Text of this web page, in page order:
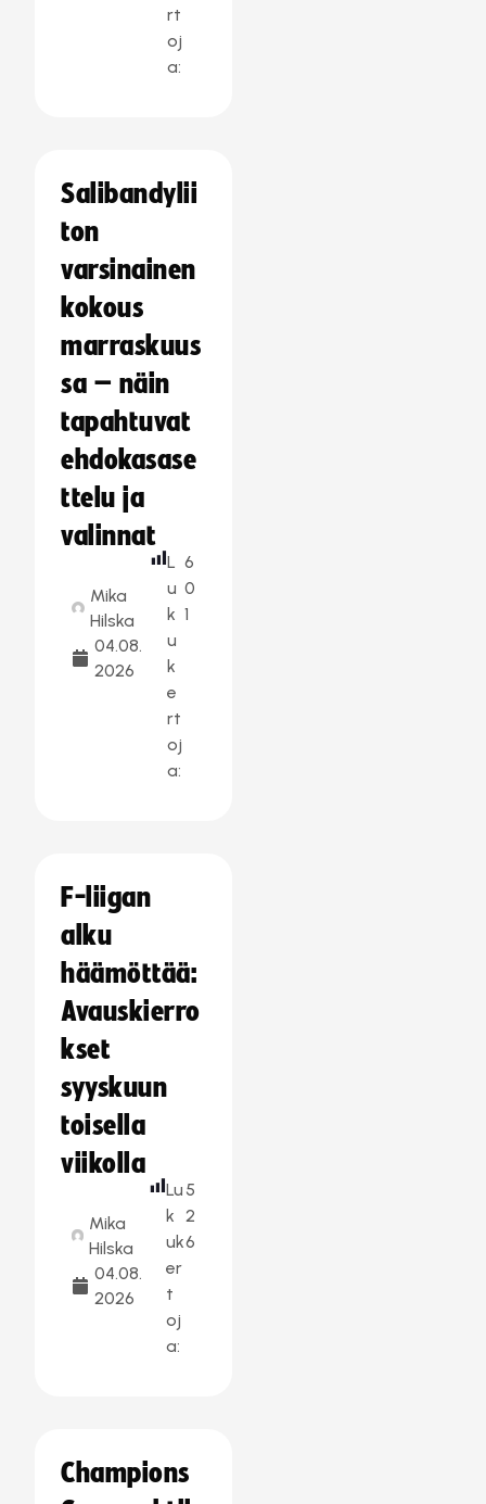
rt
oj
a:
Salibandylii
ton
varsinainen
kokous
marraskuus
sa – näin
tapahtuvat
ehdokasase
ttelu ja
valinnat
Mika
Hilska
04.08.
2026
L
u
k
u
k
e
rt
oj
a:
6
0
1
F-liigan
alku
häämöttää:
Avauskierro
kset
syyskuun
toisella
viikolla
Mika
Hilska
04.08.
2026
Lu
k
uk
er
t
oj
a:
5
2
6
Champions